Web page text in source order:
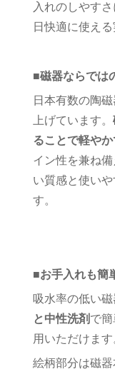
入れのしやす
日快適に使え
■磁器ならでは
日本有数の陶
上げています。
ることで軽や
イン性を兼ね
い質感と使い
す。
■お手入れも簡
吸水率の低い磁
と中性洗剤 で
用いただけます
絵柄部分は磁